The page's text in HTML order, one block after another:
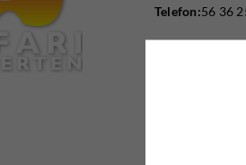
Telefon:56 36